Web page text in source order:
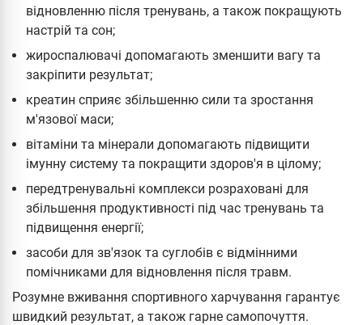
відновленню після тренувань, а також покращують
настрій та сон;
жироспалювачі допомагають зменшити вагу та
закріпити результат;
креатин сприяє збільшенню сили та зростання
м'язової маси;
вітаміни та мінерали допомагають підвищити
імунну систему та покращити здоров'я в цілому;
передтренувальні комплекси розраховані для
збільшення продуктивності під час тренувань та
підвищення енергії;
засоби для зв'язок та суглобів є відмінними
помічниками для відновлення після травм.
Розумне вживання спортивного харчування гарантує
швидкий результат, а також гарне самопочуття.